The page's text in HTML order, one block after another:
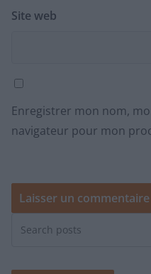
Site web
Enregistrer mon nom,
navigateur pour mon